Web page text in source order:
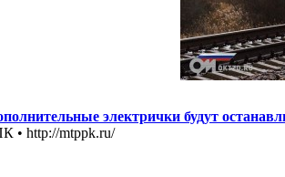
электрички будут
• http://mtppk.ru/